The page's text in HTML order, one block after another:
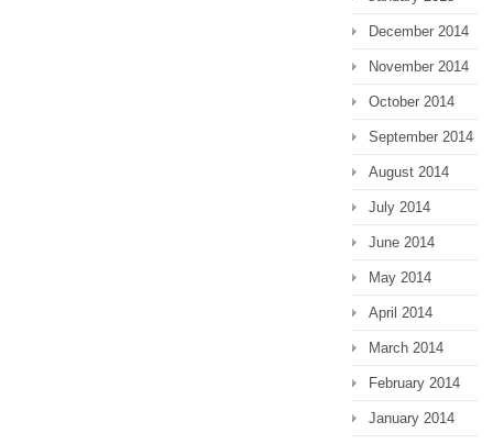
December 2014
November 2014
October 2014
September 2014
August 2014
July 2014
June 2014
May 2014
April 2014
March 2014
February 2014
January 2014